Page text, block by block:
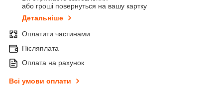
або гроші повернуться на вашу картку
Детальніше
Оплатити частинами
Післяплата
Оплата на рахунок
Всі умови оплати